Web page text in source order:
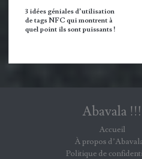
3 idées géniales d’utilisation
de tags NFC qui montrent à
quel point ils sont puissants !
Abavala !!!
Accueil
À propos
Politique de